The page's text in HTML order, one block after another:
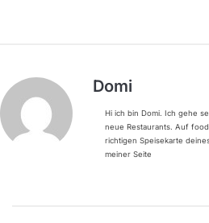
Domi
Hi ich bin Domi. Ich gehe
neue Restaurants. Auf
richtigen Speisekarte
meiner Seite